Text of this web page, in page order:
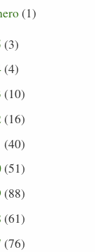
(1)
(3)
(4)
(10)
(16)
(40)
(51)
(88)
(61)
(76)